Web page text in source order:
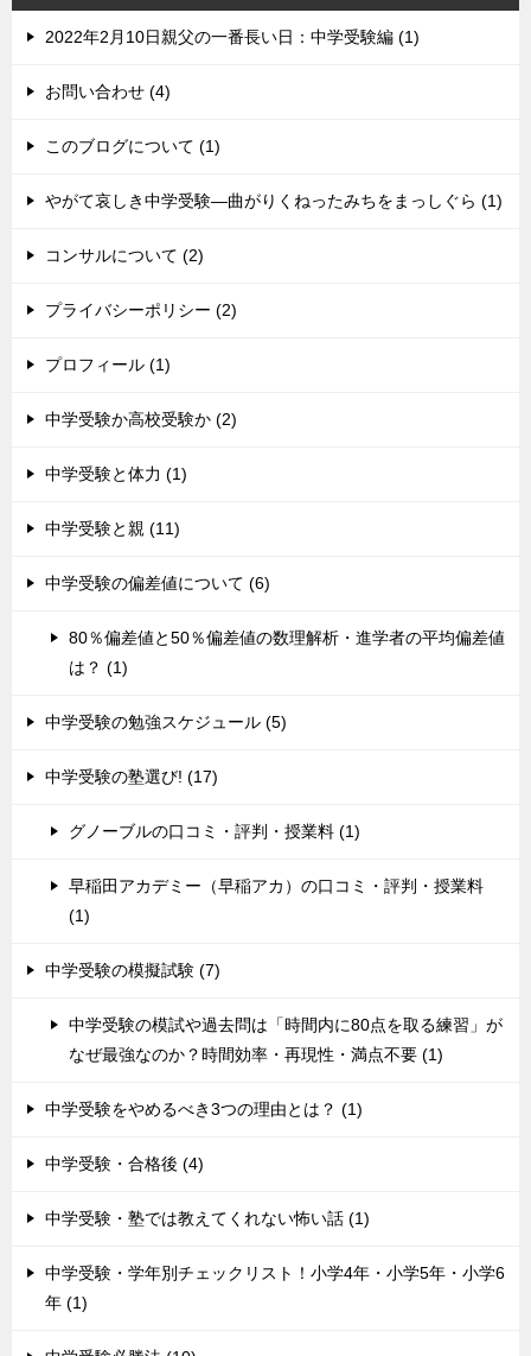
2022年2月10日親父の一番長い日：中学受験編 (1)
お問い合わせ (4)
このブログについて (1)
やがて哀しき中学受験―曲がりくねったみちをまっしぐら (1)
コンサルについて (2)
プライバシーポリシー (2)
プロフィール (1)
中学受験か高校受験か (2)
中学受験と体力 (1)
中学受験と親 (11)
中学受験の偏差値について (6)
80％偏差値と50％偏差値の数理解析・進学者の平均偏差値
は？ (1)
中学受験の勉強スケジュール (5)
中学受験の塾選び! (17)
グノーブルの口コミ・評判・授業料 (1)
早稲田アカデミー（早稲アカ）の口コミ・評判・授業料
(1)
中学受験の模擬試験 (7)
中学受験の模試や過去問は「時間内に80点を取る練習」が
なぜ最強なのか？時間効率・再現性・満点不要 (1)
中学受験をやめるべき3つの理由とは？ (1)
中学受験・合格後 (4)
中学受験・塾では教えてくれない怖い話 (1)
中学受験・学年別チェックリスト！小学4年・小学5年・小学6
年 (1)